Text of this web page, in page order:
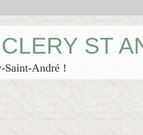
ST
Saint-André !